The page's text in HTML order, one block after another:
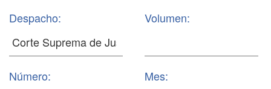
Despacho: Volumen:
Número: Mes: